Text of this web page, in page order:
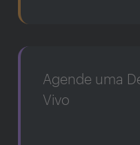
Agende uma
Vivo